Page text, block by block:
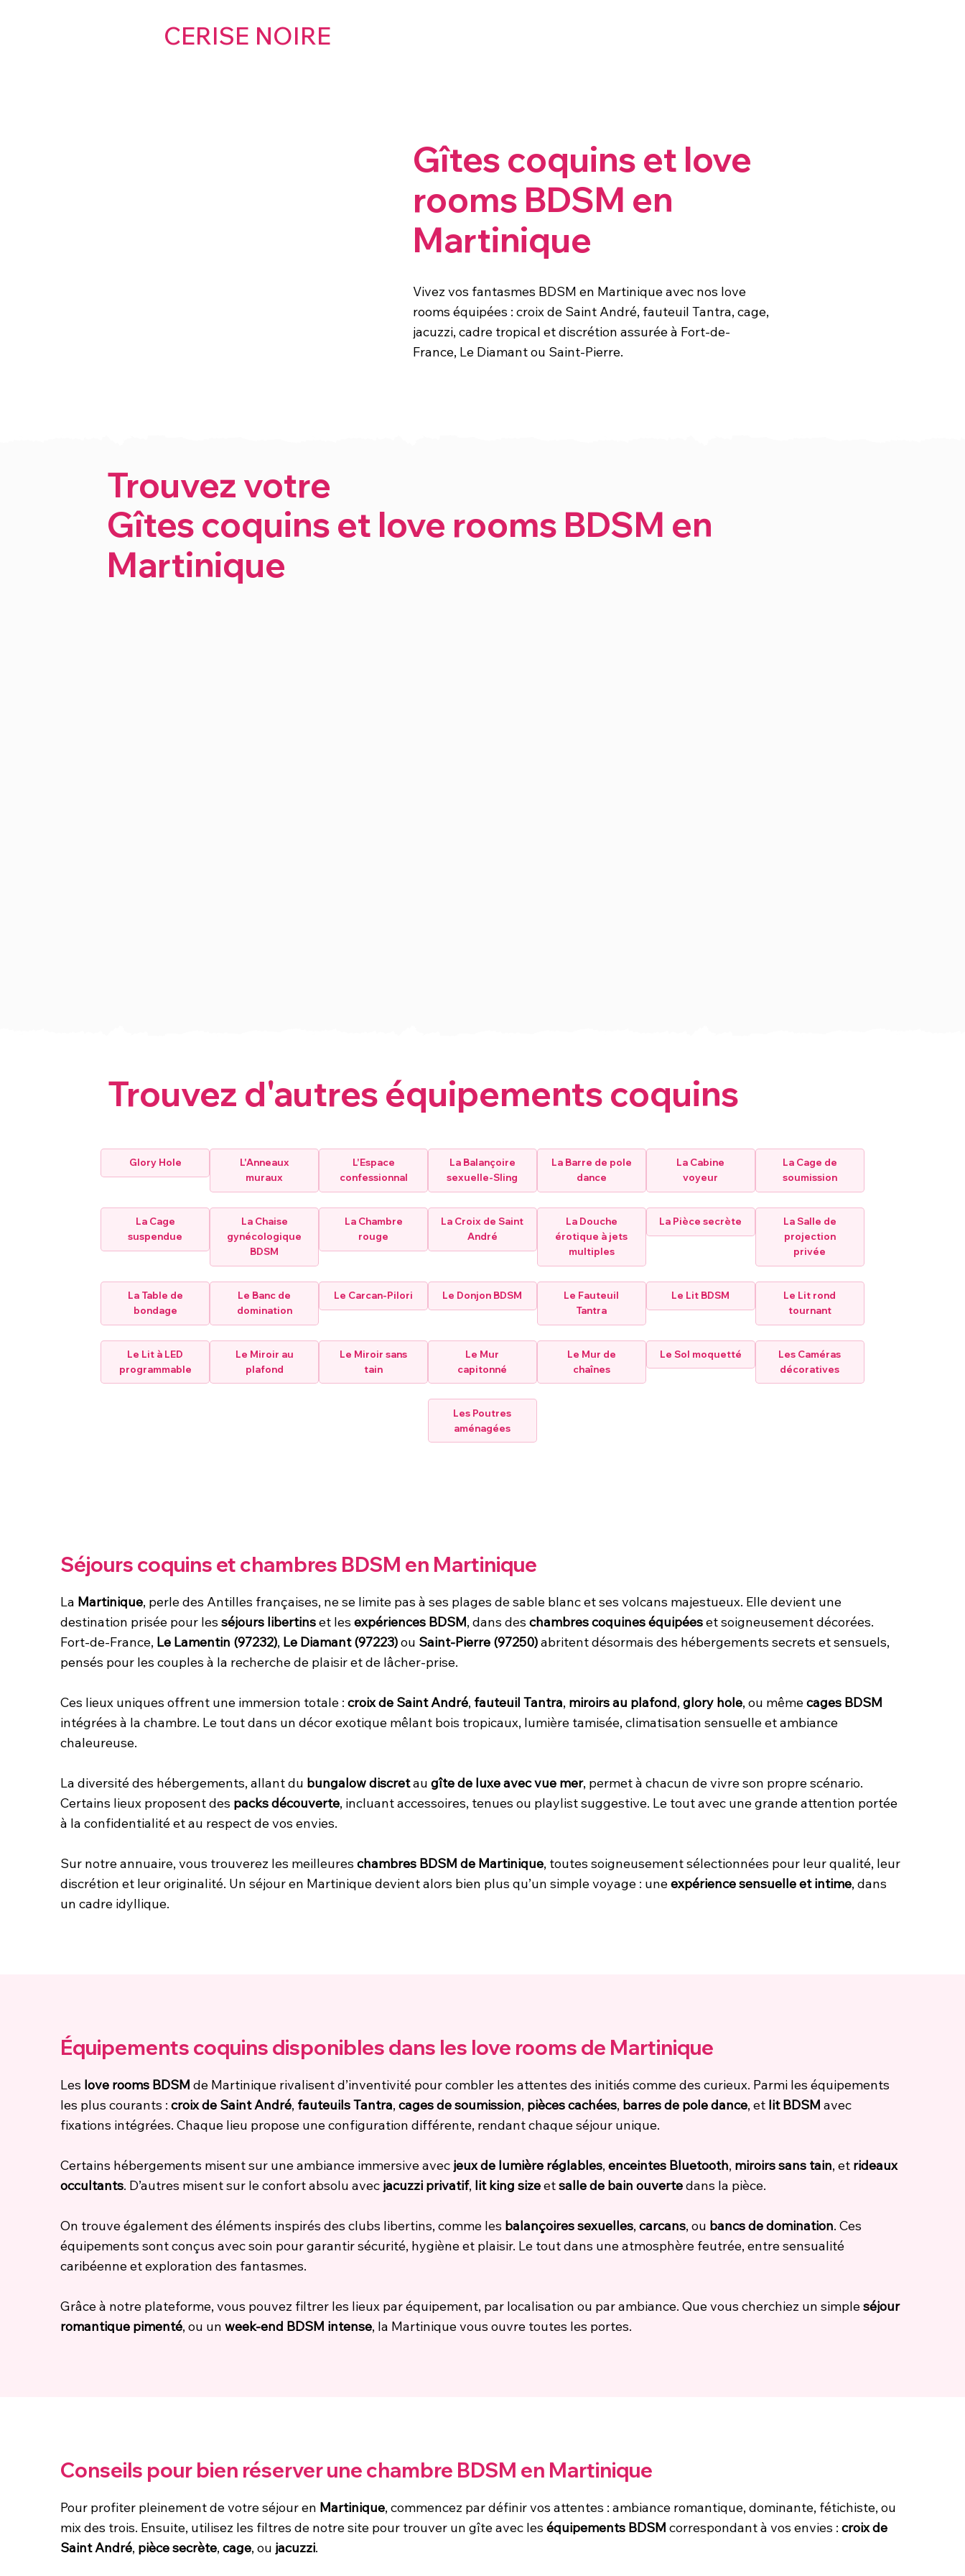
CERISE NOIRE
Gîtes coquins et love
rooms BDSM en
Martinique
Vivez vos fantasmes BDSM en Martinique avec nos love
rooms équipées : croix de Saint André, fauteuil Tantra, cage,
jacuzzi, cadre tropical et discrétion assurée à Fort-de-
France, Le Diamant ou Saint-Pierre.
Trouvez votre
Gîtes coquins et love rooms BDSM en
Martinique
Trouvez d'autres équipements coquins
Glory Hole
L'Anneaux
muraux
L'Espace
confessionnal
La Balançoire
sexuelle-Sling
La Barre de pole
dance
La Cabine
voyeur
La Cage de
soumission
La Cage
suspendue
La Chaise
gynécologique
BDSM
La Chambre
rouge
La Croix de Saint
André
La Douche
érotique à jets
multiples
La Pièce secrète
La Salle de
projection
privée
La Table de
bondage
Le Banc de
domination
Le Carcan-Pilori Le Donjon BDSM
Le Fauteuil
Tantra
Le Lit BDSM
Le Lit rond
tournant
Le Lit à LED
programmable
Le Miroir au
plafond
Le Miroir sans
tain
Le Mur
capitonné
Le Mur de
chaînes
Le Sol moquetté
Les Caméras
décoratives
Les Poutres
aménagées
Séjours coquins et chambres BDSM en Martinique
La Martinique, perle des Antilles françaises, ne se limite pas à ses plages de sable blanc et ses volcans majestueux. Elle devient une
destination prisée pour les séjours libertinset les expériences BDSM, dans des chambres coquines équipéeset soigneusement décorées.
Fort-de-France, Le Lamentin (97232), Le Diamant (97223)ou Saint-Pierre (97250)abritent désormais des hébergements secrets et sensuels,
pensés pour les couples à la recherche de plaisir et de lâcher-prise.
Ces lieux uniques offrent une immersion totale : croix de Saint André, fauteuil Tantra, miroirs au plafond, glory hole, ou mêmecages BDSM
intégrées à la chambre. Le tout dans un décor exotique mêlant bois tropicaux, lumière tamisée, climatisation sensuelle et ambiance
chaleureuse.
La diversité des hébergements, allant du bungalow discretau gîte de luxe avec vue mer, permet à chacun de vivre son propre scénario.
Certains lieux proposent des packs découverte, incluant accessoires, tenues ou playlist suggestive. Le tout avec une grande attention portée
à la confidentialité et au respect de vos envies.
Sur notre annuaire, vous trouverez les meilleures chambres BDSM de Martinique, toutes soigneusement sélectionnées pour leur qualité, leur
discrétion et leur originalité. Un séjour en Martinique devient alors bien plus qu’un simple voyage : uneexpérience sensuelle et intime, dans
un cadre idyllique.
Équipements coquins disponibles dans les love rooms de Martinique
Les love rooms BDSM de Martinique rivalisent d’inventivité pour combler les attentes des initiés comme des curieux. Parmi les équipements
les plus courants : croix de Saint André, fauteuils Tantra, cages de soumission, pièces cachées, barres de pole dance, et lit BDSM avec
fixations intégrées. Chaque lieu propose une configuration différente, rendant chaque séjour unique.
Certains hébergements misent sur une ambiance immersive avec jeux de lumière réglables, enceintes Bluetooth, miroirs sans tain, et rideaux
occultants. D’autres misent sur le confort absolu avec jacuzzi privatif, lit king sizeetsalle de bain ouvertedans la pièce.
On trouve également des éléments inspirés des clubs libertins, comme les balançoires sexuelles, carcans, ou bancs de domination. Ces
équipements sont conçus avec soin pour garantir sécurité, hygiène et plaisir. Le tout dans une atmosphère feutrée, entre sensualité
caribéenne et exploration des fantasmes.
Grâce à notre plateforme, vous pouvez filtrer les lieux par équipement, par localisation ou par ambiance. Que vous cherchiez un simpleséjour
romantique pimenté, ou un week-end BDSM intense, la Martinique vous ouvre toutes les portes.
Conseils pour bien réserver une chambre BDSM en Martinique
Pour profiter pleinement de votre séjour en Martinique, commencez par définir vos attentes : ambiance romantique, dominante, fétichiste, ou
mix des trois. Ensuite, utilisez les filtres de notre site pour trouver un gîte avec les équipements BDSM correspondant à vos envies : croix de
Saint André, pièce secrète, cage, ou jacuzzi.